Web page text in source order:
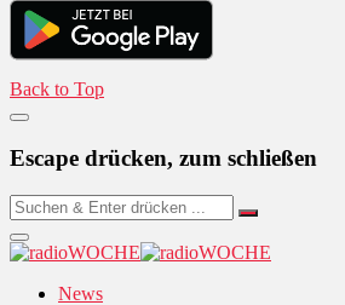
Back to Top
Escape drücken, zum schließen
News